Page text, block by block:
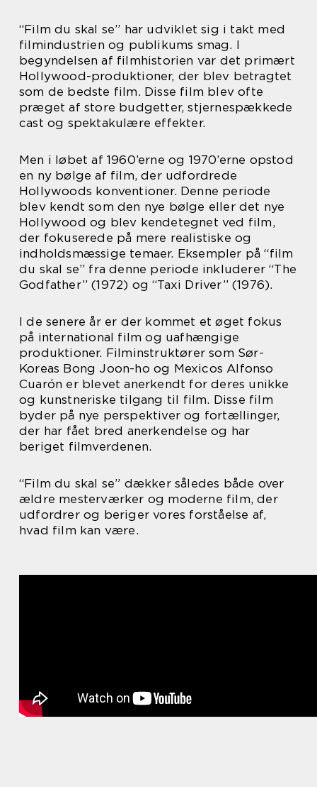
“Film du skal se” har udviklet sig i takt med
filmindustrien og publikums smag. I
begyndelsen af filmhistorien var det primært
Hollywood-produktioner, der blev betragtet
som de bedste film. Disse film blev ofte
præget af store budgetter, stjernespækkede
cast og spektakulære effekter.
Men i løbet af 1960’erne og 1970’erne opstod
en ny bølge af film, der udfordrede
Hollywoods konventioner. Denne periode
blev kendt som den nye bølge eller det nye
Hollywood og blev kendetegnet ved film,
der fokuserede på mere realistiske og
indholdsmæssige temaer. Eksempler på “film
du skal se” fra denne periode inkluderer “The
Godfather” (1972) og “Taxi Driver” (1976).
I de senere år er der kommet et øget fokus
på international film og uafhængige
produktioner. Filminstruktører som Sør-
Koreas Bong Joon-ho og Mexicos Alfonso
Cuarón er blevet anerkendt for deres unikke
og kunstneriske tilgang til film. Disse film
byder på nye perspektiver og fortællinger,
der har fået bred anerkendelse og har
beriget filmverdenen.
“Film du skal se” dækker således både over
ældre mesterværker og moderne film, der
udfordrer og beriger vores forståelse af,
hvad film kan være.